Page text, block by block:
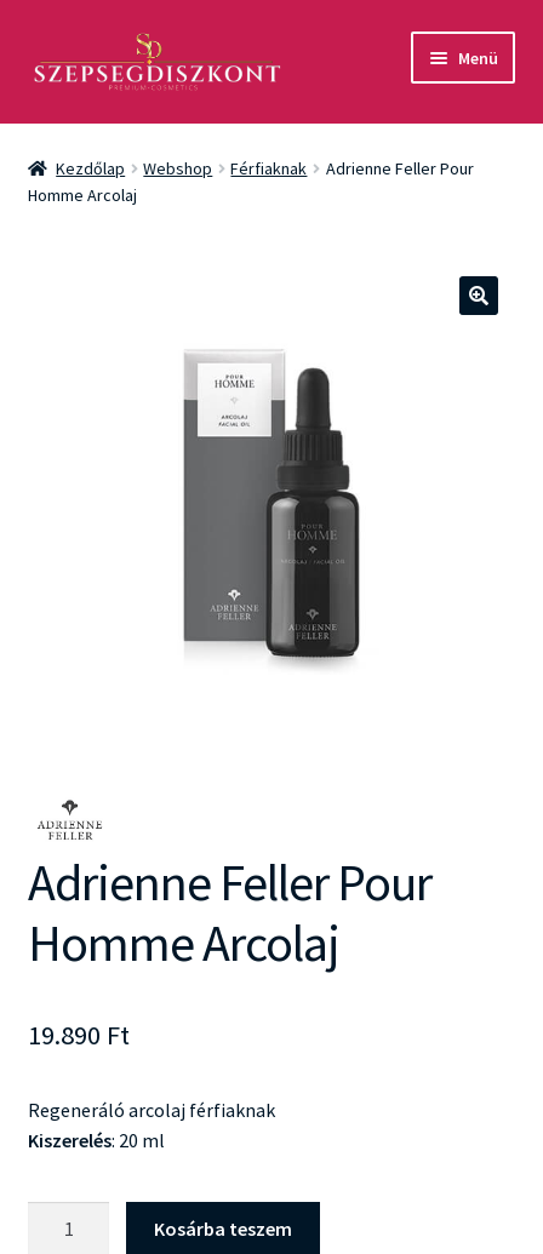
aa
Menü
Akció
Csomagok
Kezdőlap Webshop Férfiaknak
Adrienne Feller Pour
Homme Arcolaj
Adrienne Feller Pour
Homme Arcolaj
19.890 Ft
Regeneráló arcolaj férfiaknak
Kiszerelés: 20 ml
Kosárba teszem